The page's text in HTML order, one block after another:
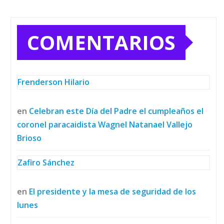
COMENTARIOS
Frenderson Hilario
en Celebran este Día del Padre el cumpleaños el
coronel paracaidista Wagnel Natanael Vallejo
Brioso
Zafiro Sánchez
en El presidente y la mesa de seguridad de los
lunes